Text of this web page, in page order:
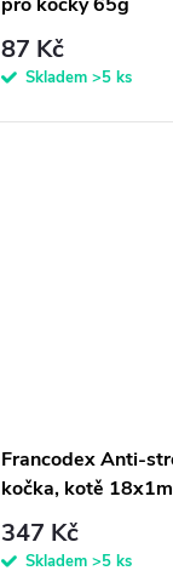
87 Kč
Skladem >5 ks
Francodex Anti-
kočka, kotě
347 Kč
Skladem >5 ks